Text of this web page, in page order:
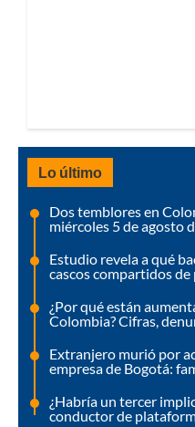
Lo último
Dos temblores en
miércoles 5 de agosto
Estudio revela a qué
cascos compartidos
¿Por qué están
Colombia? Cifras,
Extranjero murió por
empresa de Bogotá:
¿Habría un tercer
conductor de